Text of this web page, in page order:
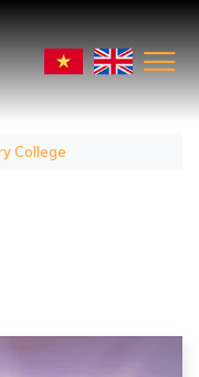
College